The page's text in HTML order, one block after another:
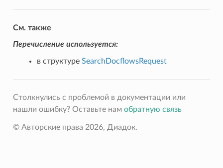
См. также
Перечисление используется:
в структуре SearchDocflowsRequest
Столкнулись с проблемой в документации или
нашли ошибку? Оставьте нам обратную связь
© Авторские права 2026, Диадок.